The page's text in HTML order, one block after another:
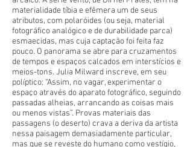
materialidade tíbia e efêmera um de seus
atributos, com polaróides (ou seja, material
fotográfico analógico e de durabilidade parca)
esmaecidas, mas cuja captação foi feita faz
pouco. O panorama se abre para cruzamentos
de tempos e espaços calcados em interstícios e
meios-tons. Julia Milward inscreve, em seu
políptico: “Assim, no vagar, experimentar o
espaço através do aparato fotográfico, seguindo
passadas alheias, arrancando as coisas mais
ou menos vistas”. Provas materiais das
passagens (o deserto) crava a deriva da artista
nessa paisagem demasiadamente particular,
mas que se reveste do humano como vestígio,